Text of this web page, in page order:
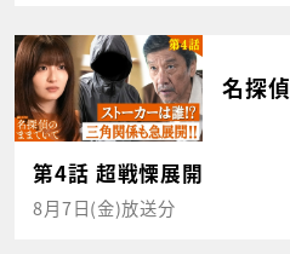
名探
第4話 超戦慄展開
8月7日(金)放送分